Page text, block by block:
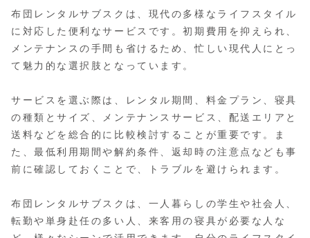
布団レンタルサブスクは、現代の多様なライフスタイル
に対応した便利なサービスです。初期費用を抑えられ、
メンテナンスの手間も省けるため、忙しい現代人にとっ
て魅力的な選択肢となっています。
サービスを選ぶ際は、レンタル期間、料金プラン、寝具
の種類とサイズ、メンテナンスサービス、配送エリアと
送料などを総合的に比較検討することが重要です。ま
た、最低利用期間や解約条件、返却時の注意点なども事
前に確認しておくことで、トラブルを避けられます。
布団レンタルサブスクは、一人暮らしの学生や社会人、
転勤や単身赴任の多い人、来客用の寝具が必要な人な